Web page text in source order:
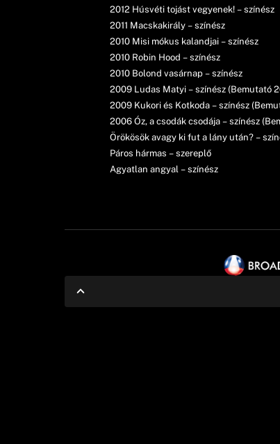
2012 Húsvéti tojást vegyenek! – színész
2011 Macskakirály – színész
2010 Misi mókus kalandjai – színész
2010 Robin Hood – színész
2010 Bolond vasárnap – színész
2009 Ludas Matyi – színész (Bemutató
2009 Kukori és Kotkoda – színész
2006 Óz, a csodák csodája – színész
Örökösök avagy ki fut a lány után? –
Páros hármas – szereplő
Agyatlan angyal – színész